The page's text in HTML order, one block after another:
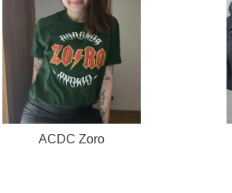
ACDC Zoro